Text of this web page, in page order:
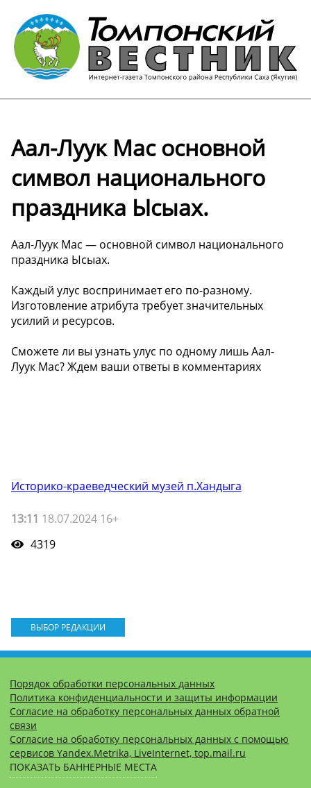
Аал-Луук Мас основной
символ национального
праздника Ысыах.
Аал-Луук Мас — основной символ национального
праздника Ысыах.
Каждый улус воспринимает его по-разному.
Изготовление атрибута требует значительных
усилий и ресурсов.
Сможете ли вы узнать улус по одному лишь Аал-
Луук Мас? Ждем ваши ответы в комментариях
Историко-краеведческий музей п.Хандыга
13:11 18.07.2024 16+
4319
ВЫБОР РЕДАКЦИИ
Порядок обработки персональных данных
Политика конфиденциальности и защиты информации
Согласие на обработку персональных данных обратной
связи
Согласие на обработку персональных данных с помощью
сервисов Yandex.Metrika, LiveInternet, top.mail.ru
ПОКАЗАТЬ БАННЕРНЫЕ МЕСТА